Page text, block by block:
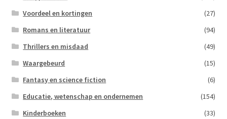
Voordeel en kortingen
(27)
Romans en literatuur
(94)
Thrillers en misdaad
(49)
Waargebeurd
(15)
Fantasy en science fiction
(6)
Educatie, wetenschap en ondernemen
(154)
Kinderboeken
(33)